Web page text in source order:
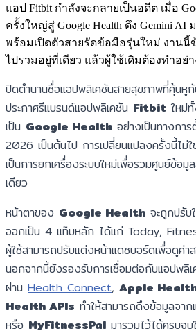
แอป Fitbit กำลังจะกลายเป็นอดีต เมื่อ
ครั้งใหญ่สู่ Google Health ดึง Gemini AI
พร้อมเปิดตัวสายรัดข้อมือรุ่นใหม่ งาน
ไปรวมอยู่ที่เดียว แล้วผู้ใช้เดิมต้องทำอย่า
ปิดตำนานชื่อแอปพลิเคชันสายสุขภาพที่คุ้นหูกั
ประกาศรีแบรนด์แอปพลิเคชัน Fitbit ใหม่
เป็น Google Health อย่างเป็นทางก
2026 เป็นต้นไป การเปลี่ยนแปลงครั้งนี้ไม่
เป็นการยกเครื่องระบบใหม่เพื่อรวมศูนย์ข้อ
เดียว
หน้าตาของ Google Health จะถูกปรับ
ออกเป็น 4 แท็บหลัก ได้แก่ Today,
ผู้ใช้สามารถปรับแต่งหน้าแดชบอร์ดเพื่อดูค่
นอกจากนี้ยังรองรับการเชื่อมต่อกับแอปพลิ
ผ่าน Health Connect, Apple
Health APIs ทำให้สามารถดึงข้อมูลจา
หรือ MyFitnessPal มารวมไว้ได้ครบจบ